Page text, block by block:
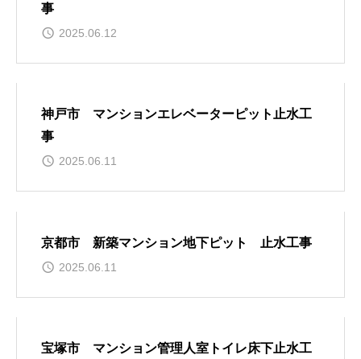
事
2025.06.12
神戸市 マンションエレベーターピット止水工
事
2025.06.11
京都市 新築マンション地下ピット 止水工事
2025.06.11
宝塚市 マンション管理人室トイレ床下止水工